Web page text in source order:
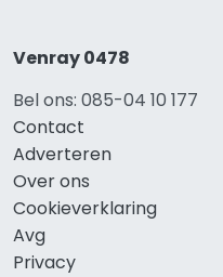
Venray 0478
Bel ons: 085-04 10 177
Contact
Adverteren
Over ons
Cookieverklaring
Avg
Privacy